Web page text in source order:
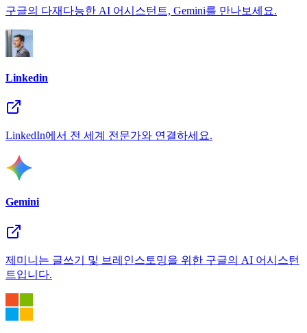
구글의 다재다능한 AI 어시스턴트, Gemini를 만나보세요.
Linkedin
LinkedIn에서 전 세계 전문가와 연결하세요.
Gemini
제미니는 글쓰기 및 브레인스토밍을 위한 구글의 AI 어시스턴
트입니다.